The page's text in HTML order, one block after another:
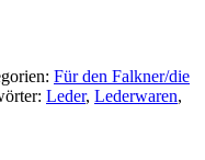
Für den Falkner/die
Leder, Lederwaren,